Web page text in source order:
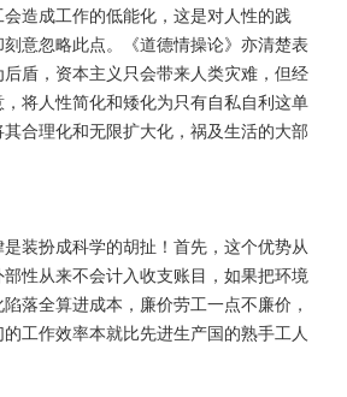
造成工作的低能化，这是对人性的践
意忽略此点。《道德情操论》亦清楚表
盾，资本主义只会带来人类灾难，但经
将人性简化和矮化为只有自私自利这单
合理化和无限扩大化，祸及生活的大部
装扮成科学的胡扯！首先，这个优势从
性从来不会计入收支账目，如果把环境
落全算进成本，廉价劳工一点不廉价，
工作效率本就比先进生产国的熟手工人